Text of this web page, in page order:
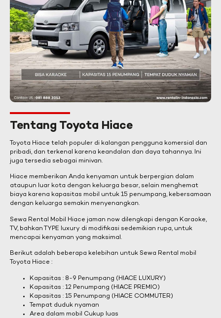
Tentang Toyota Hiace
Toyota Hiace telah populer di kalangan pengguna komersial dan
pribadi, dan terkenal karena keandalan dan daya tahannya. Ini
juga tersedia sebagai minivan.
Hiace memberikan Anda kenyaman untuk berpergian dalam
ataupun luar kota dengan keluarga besar, selain menghemat
biaya karena kapasitas mobil untuk 15 penumpang, kebersamaan
dengan keluarga semakin menyenangkan.
Sewa Rental Mobil Hiace jaman now dilengkapi dengan Karaoke,
TV, bahkan TYPE luxury di modifikasi sedemikian rupa, untuk
mencapai kenyaman yang maksimal.
Berikut adalah beberapa kelebihan untuk Sewa Rental mobil
Toyota Hiace :
Kapasitas : 8-9 Penumpang (HIACE LUXURY)
Kapasitas : 12 Penumpang (HIACE PREMIO)
Kapasitas : 15 Penumpang (HIACE COMMUTER)
Tempat duduk nyaman
Area dalam mobil Cukup luas